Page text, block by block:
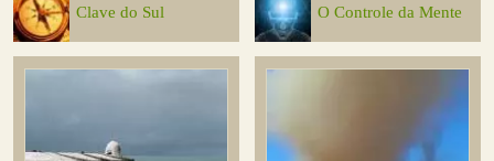
Clave do Sul O Controle da Mente